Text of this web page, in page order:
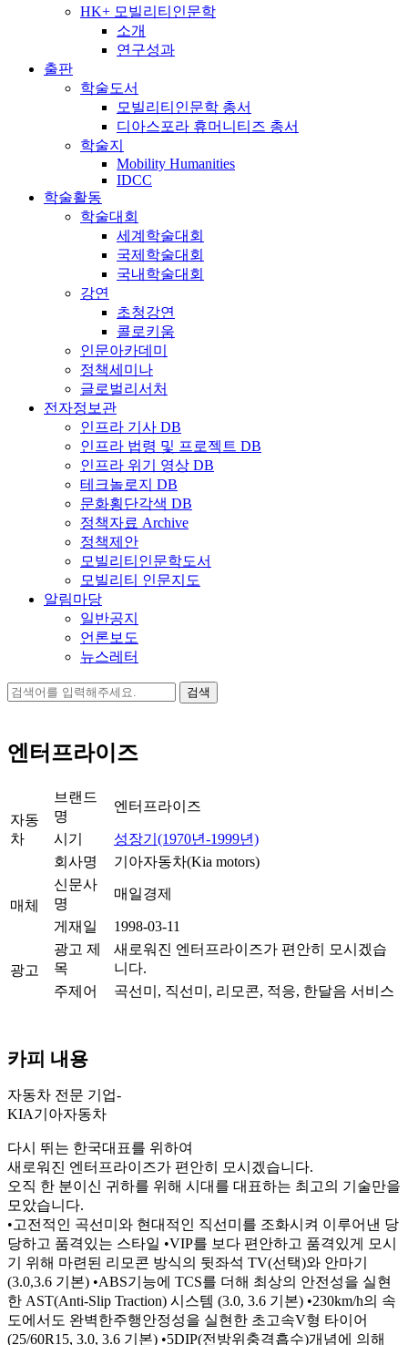
HK+ 모빌리티인문학
소개
연구성과
출판
학술도서
모빌리티인문학 총서
디아스포라 휴머니티즈 총서
학술지
Mobility Humanities
IDCC
학술활동
학술대회
세계학술대회
국제학술대회
국내학술대회
강연
초청강연
콜로키움
인문아카데미
정책세미나
글로벌리서처
전자정보관
인프라 기사 DB
인프라 법령 및 프로젝트 DB
인프라 위기 영상 DB
테크놀로지 DB
문화횡단각색 DB
정책자료 Archive
정책제안
모빌리티인문학도서
모빌리티 인문지도
알림마당
일반공지
언론보도
뉴스레터
검
엔터프라이즈
자동
차
브랜드
명
엔터프라이즈
시기
성장기(1970년-1999년)
회사명
기아자동차(Kia motors)
매체
신문사
명
매일경제
게재일 1998-03-11
광고
광고 제
목
새로워진 엔터프라이즈가 편안히 모시겠습
니다.
주제어
곡선미, 직선미, 리모콘, 적응, 한달음 서비스
카피 내용
자동차 전문 기업-
KIA기아자동차
다시 뛰는 한국대표를 위하여
새로워진 엔터프라이즈가 편안히 모시겠습니다.
오직 한 분이신 귀하를 위해 시대를 대표하는 최고의 기술만을
모았습니다.
•고전적인 곡선미와 현대적인 직선미를 조화시켜 이루어낸 당
당하고 품격있는 스타일 •VIP를 보다 편안하고 품격있게 모시
기 위해 마련된 리모콘 방식의 뒷좌석 TV(선택)와 안마기
(3.0,3.6 기본) •ABS기능에 TCS를 더해 최상의 안전성을 실현
한 AST(Anti-Slip Traction) 시스템 (3.0, 3.6 기본) •230km/h의 속
도에서도 완벽한주행안정성을 실현한 초고속V형 타이어
(25/60R15, 3.0, 3.6 기본) •5DIP(전방위충격흡수)개념에 의해